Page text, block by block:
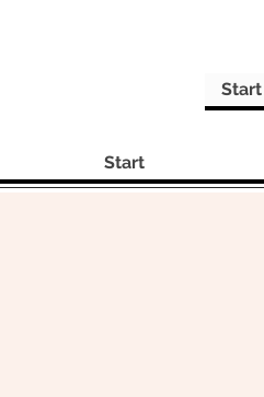
Start
Start